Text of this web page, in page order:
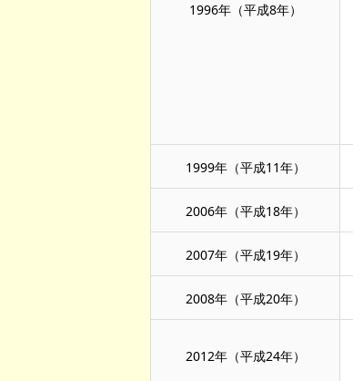
1996年（平成8年）
1999年（平成11年）
2006年（平成18年）
2007年（平成19年）
2008年（平成20年）
2012年（平成24年）